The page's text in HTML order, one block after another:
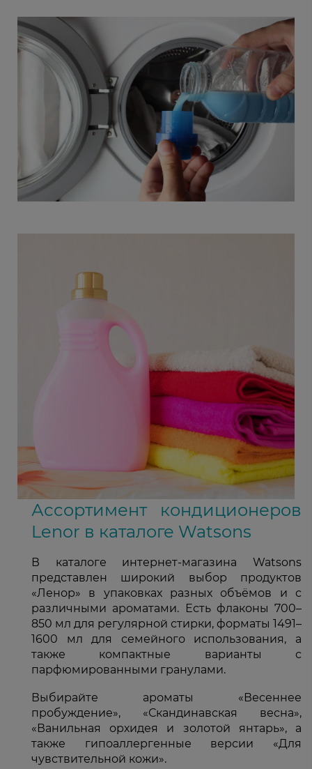
Ассортимент кондиционеров
Lenor в каталоге Watsons
В каталоге интернет-магазина Watsons
представлен широкий выбор продуктов
«Ленор» в упаковках разных объёмов и с
различными ароматами. Есть флаконы 700–
850 мл для регулярной стирки, форматы 1491–
1600 мл для семейного использования, а
также компактные варианты с
парфюмированными гранулами.
Выбирайте ароматы «Весеннее
пробуждение», «Скандинавская весна»,
«Ванильная орхидея и золотой янтарь», а
также гипоаллергенные версии «Для
чувствительной кожи».